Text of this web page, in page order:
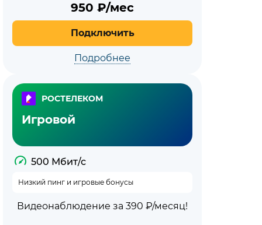
950 ₽/мес
Подключить
Подробнее
РОСТЕЛЕКОМ
Игровой
500 Мбит/с
Низкий пинг и игровые бонусы
Видеонаблюдение за 390 ₽/месяц!